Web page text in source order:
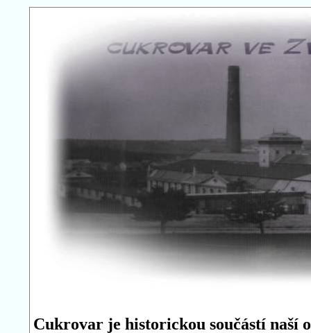
Cukrovar je historickou součástí naší